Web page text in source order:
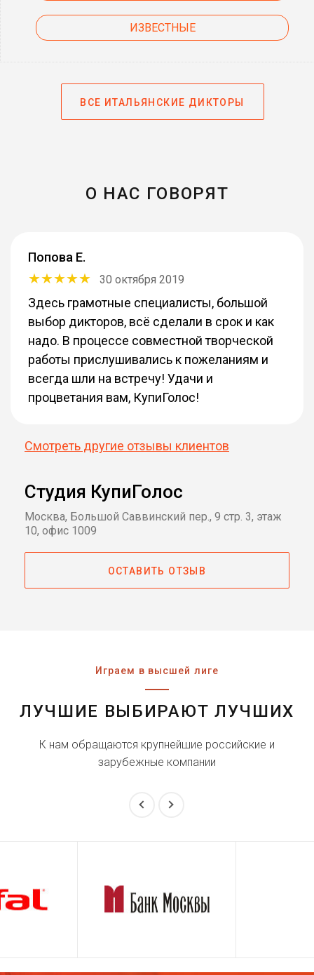
ИЗВЕСТНЫЕ
ВСЕ ИТАЛЬЯНСКИЕ ДИКТОРЫ
О НАС ГОВОРЯТ
Попова Е.
30 октября 2019
Здесь грамотные специалисты, большой
выбор дикторов, всё сделали в срок и как
надо. В процессе совместной творческой
работы прислушивались к пожеланиям и
всегда шли на встречу! Удачи и
процветания вам, КупиГолос!
Смотреть другие отзывы клиентов
Студия КупиГолос
Москва, Большой Саввинский пер., 9 стр. 3, этаж
10, офис 1009
ОСТАВИТЬ ОТЗЫВ
Играем в высшей лиге
ЛУЧШИЕ ВЫБИРАЮТ ЛУЧШИХ
К нам обращаются крупнейшие российские и
зарубежные компании